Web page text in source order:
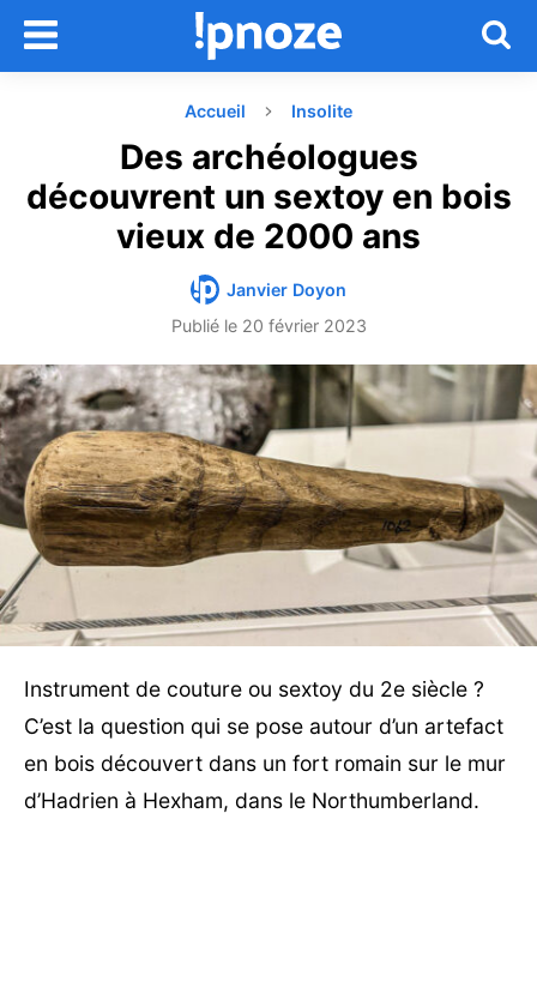
Accueil Insolite
Des archéologues
découvrent un sextoy en bois
vieux de 2000 ans
Janvier Doyon
Publié le 20 février 2023
Instrument de couture ou sextoy du 2e siècle ?
C’est la question qui se pose autour d’un artefact
en bois découvert dans un fort romain sur le mur
d’Hadrien à Hexham, dans le Northumberland.